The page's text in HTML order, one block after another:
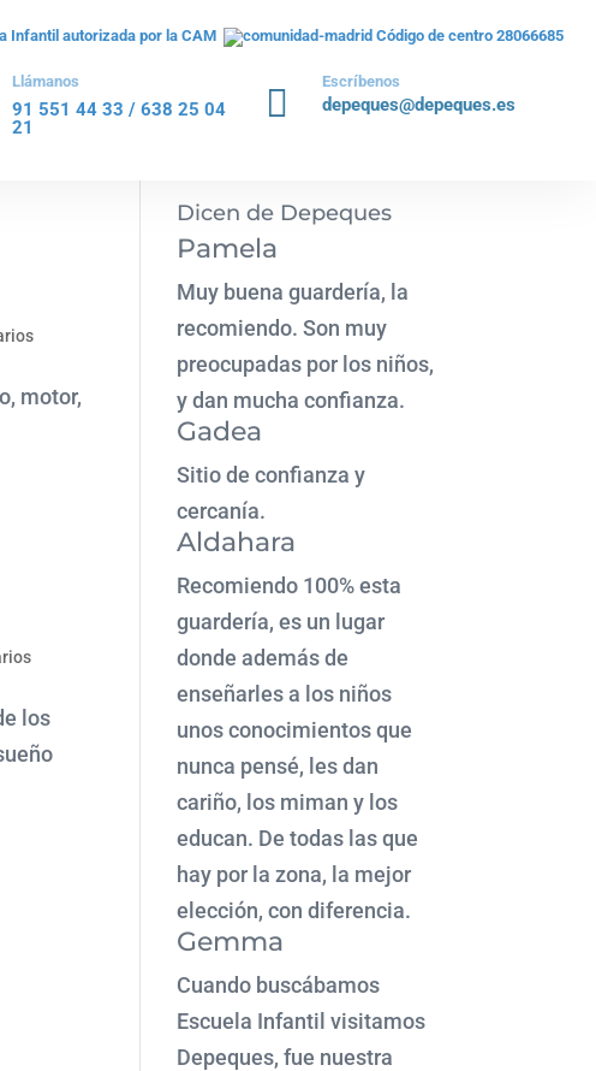
Infantil autorizada por la CAM Código de centro 28066685
Llámanos
91 551 44 33 /638 25 04
21

Escríbenos
depeques@depeques.es
motor,
los
Dicen de Depeques
Pamela
Muy buena guardería, la
recomiendo. Son muy
preocupadas por los niños,
y dan mucha confianza.
Gadea
Sitio de confianza y
cercanía.
Aldahara
Recomiendo 100% esta
guardería, es un lugar
donde además de
enseñarles a los niños
unos conocimientos que
nunca pensé, les dan
cariño, los miman y los
educan. De todas las que
hay por la zona, la mejor
elección, con diferencia.
Gemma
Cuando buscábamos
Escuela Infantil visitamos
Depeques, fue nuestra